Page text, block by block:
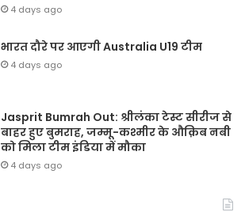
4 days ago
भारत दौरे पर आएगी Australia U19 टीम
4 days ago
Jasprit Bumrah Out: श्रीलंका टेस्ट सीरीज से
बाहर हुए बुमराह, जम्मू-कश्मीर के औक़िब नबी
को मिला टीम इंडिया में मौका
4 days ago